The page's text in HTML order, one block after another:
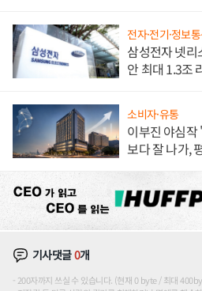
전자·전기·정보
삼성전자 넷리
안 최대 1.3조
소비자·유통
이부진 야심
보다 잘 나가,
기사댓글0개
200자까지 쓰실 수 있습니다. (현재 0 byte / 최대